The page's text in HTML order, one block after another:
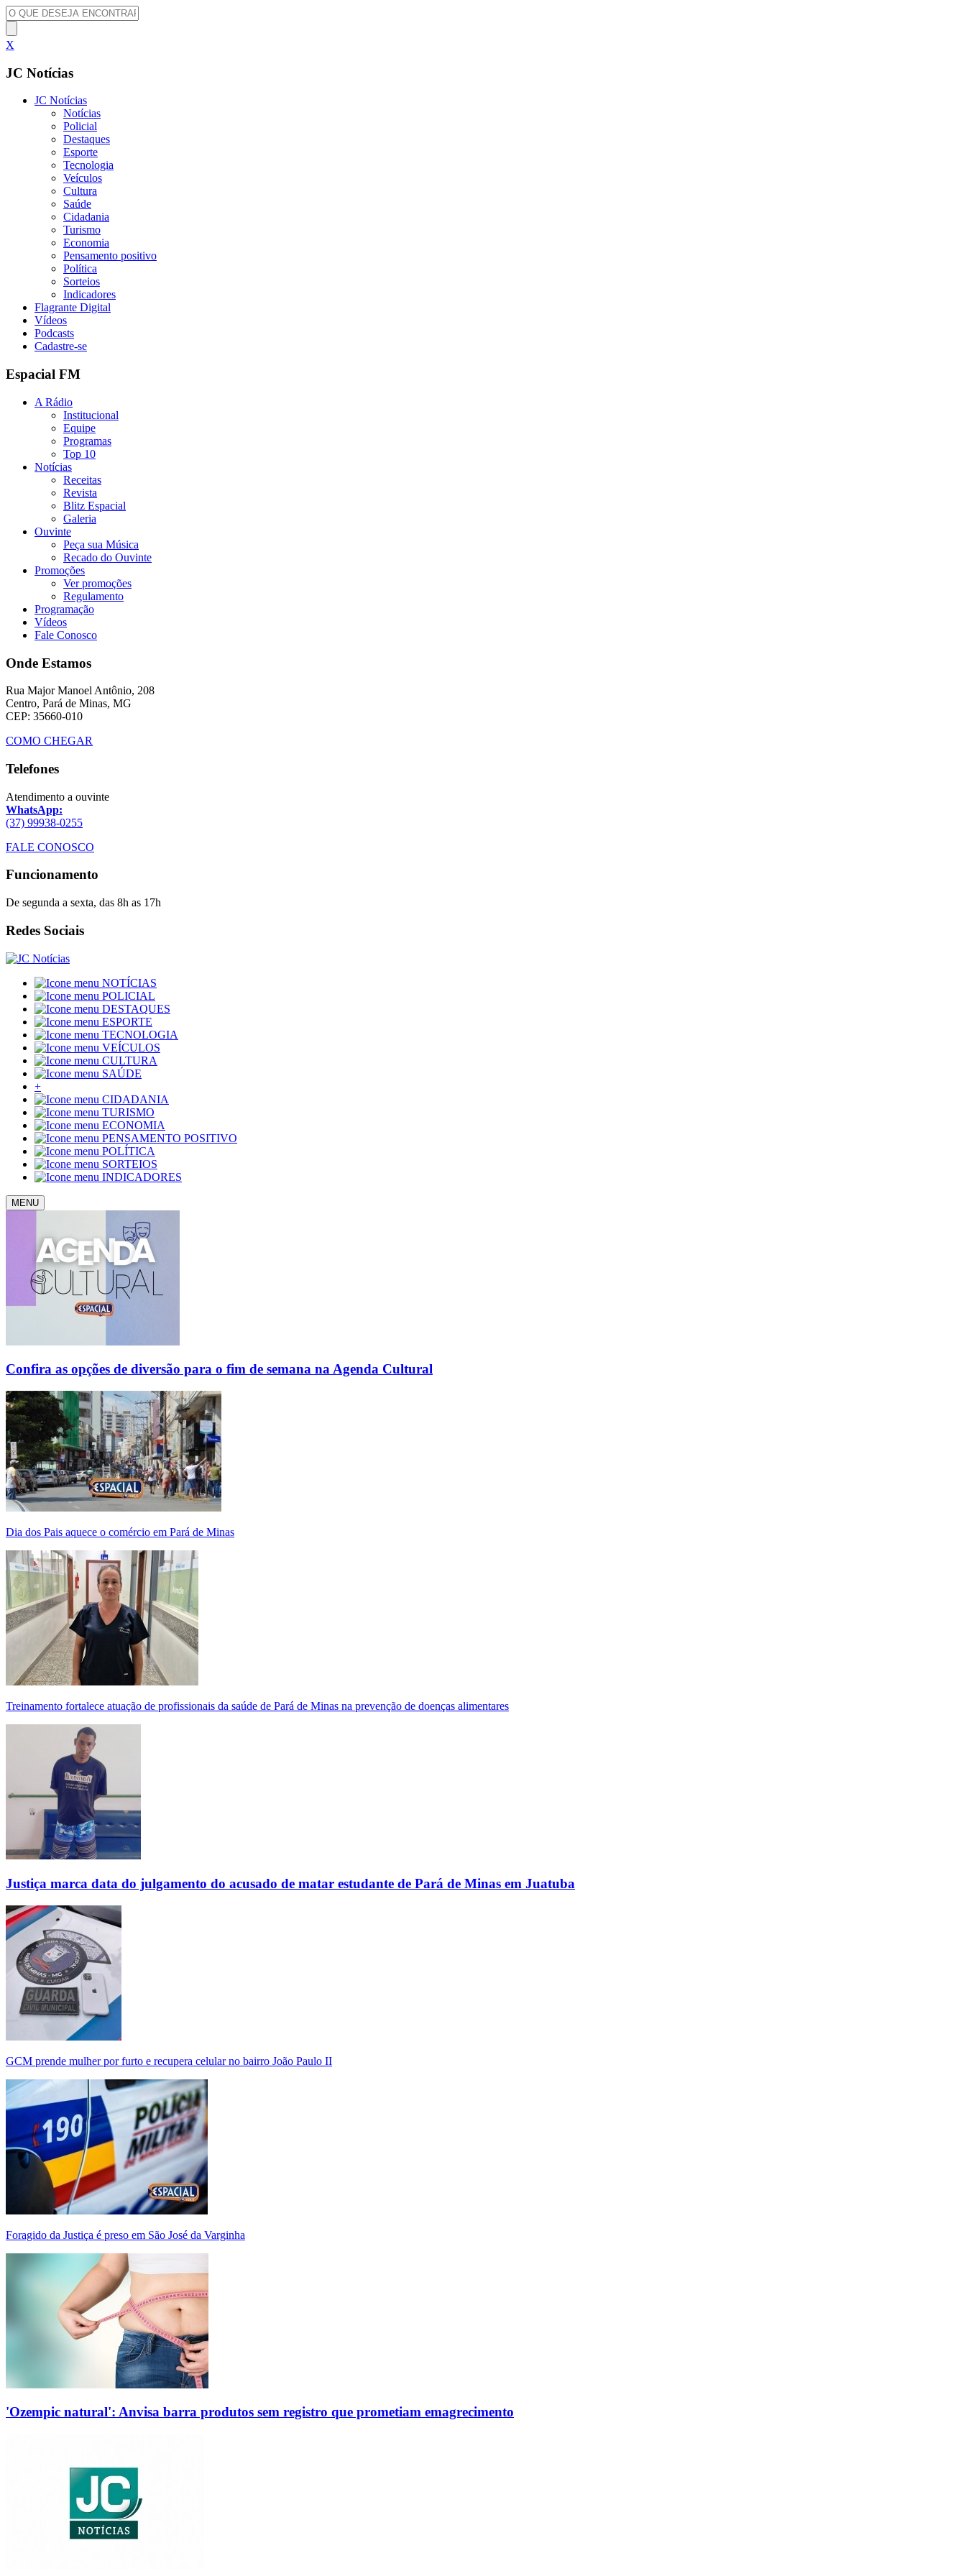
X
JC Notícias
JC Notícias
Notícias
Policial
Destaques
Esporte
Tecnologia
Veículos
Cultura
Saúde
Cidadania
Turismo
Economia
Pensamento positivo
Política
Sorteios
Indicadores
Flagrante Digital
Vídeos
Podcasts
Cadastre-se
Espacial FM
A Rádio
Institucional
Equipe
Programas
Top 10
Notícias
Receitas
Revista
Blitz Espacial
Galeria
Ouvinte
Peça sua Música
Recado do Ouvinte
Promoções
Ver promoções
Regulamento
Programação
Vídeos
Fale Conosco
Onde Estamos
Rua Major Manoel Antônio, 208
Centro, Pará de Minas, MG
CEP: 35660-010
COMO CHEGAR
Telefones
Atendimento a ouvinte
WhatsApp:
(37) 99938-0255
FALE CONOSCO
Funcionamento
De segunda a sexta, das 8h as 17h
Redes Sociais
NOTÍCIAS
POLICIAL
DESTAQUES
ESPORTE
TECNOLOGIA
VEÍCULOS
CULTURA
SAÚDE
+
CIDADANIA
TURISMO
ECONOMIA
PENSAMENTO POSITIVO
POLÍTICA
SORTEIOS
INDICADORES
MENU
Confira as opções de diversão para o fim de semana na Agenda Cultural
Dia dos Pais aquece o comércio em Pará de Minas
Treinamento fortalece atuação de profissionais da saúde de Pará de Minas na prevenção de doenças alimentares
Justiça marca data do julgamento do acusado de matar estudante de Pará de Minas em Juatuba
GCM prende mulher por furto e recupera celular no bairro João Paulo II
Foragido da Justiça é preso em São José da Varginha
'Ozempic natural': Anvisa barra produtos sem registro que prometiam emagrecimento